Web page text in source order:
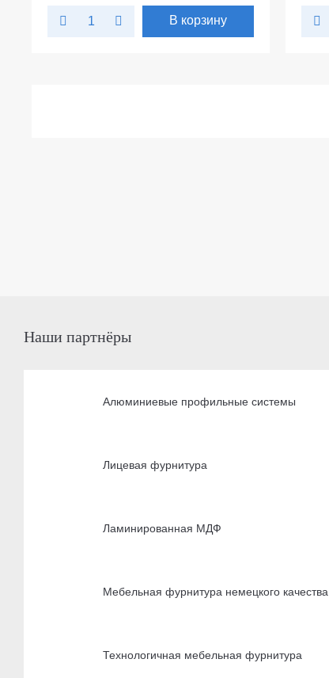
В корзину
Наши партнёры
Алюминиевые профильные системы
Лицевая фурнитура
Ламинированная МДФ
Мебельная фурнитура немецкого качества
Технологичная мебельная фурнитура